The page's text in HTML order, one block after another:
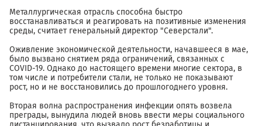
Металлургическая отрасль способна быстро
восстанавливаться и реагировать на позитивные изменения
среды, считает генеральный директор "Северстали".
Оживление экономической деятельности, начавшееся в мае,
было вызвано снятием ряда ограничений, связанных с
COVID-19. Однако до настоящего времени многие сектора, в
том числе и потребители стали, не только не показывают
рост, но и не восстановились до прошлогоднего уровня.
Вторая волна распространения инфекции опять возвела
преграды, вынудила людей вновь ввести меры социального